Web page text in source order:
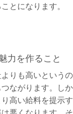
とになります。
力を作ること
りも高いという
ながります。し
高い給料を提示